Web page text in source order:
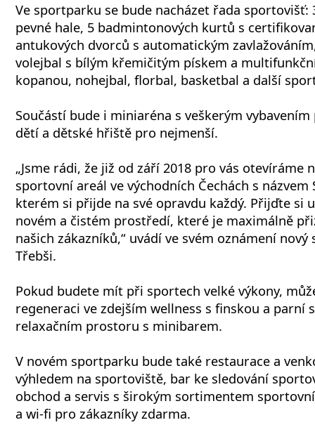
Ve sportparku se bude nacházet řada sportovišť:
pevné hale, 5 badmintonových kurtů s
antukových dvorců s automatickým
volejbal s bílým křemičitým pískem a
kopanou, nohejbal, florbal, basketbal a další
Součástí bude i miniaréna s veškerým
dětí a dětské hřiště pro nejmenší.
„Jsme rádi, že již od září 2018 pro vás otevíráme
sportovní areál ve východních Čechách s názvem
kterém si přijde na své opravdu každý. Přijďte si
novém a čistém prostředí, které je maximálně
našich zákazníků,“ uvádí ve svém oznámení
Třebši.
Pokud budete mít při sportech velké výkony,
regeneraci ve zdejším wellness s finskou a parní
relaxačním prostoru s minibarem.
V novém sportparku bude také restaurace a
výhledem na sportoviště, bar ke sledování
obchod a servis s širokým sortimentem
a wi-fi pro zákazníky zdarma.